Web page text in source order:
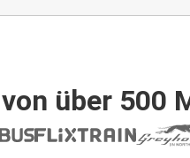
über 500